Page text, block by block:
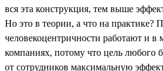
вся эта конструкция, тем выше
Но это в теории, а что на практике?
человекоцентричности работают и
компаниях, потому что цель любого
от сотрудников максимальную